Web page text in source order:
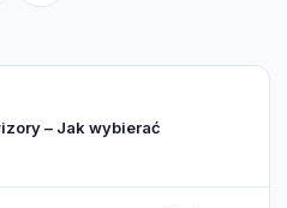
– Jak wybierać